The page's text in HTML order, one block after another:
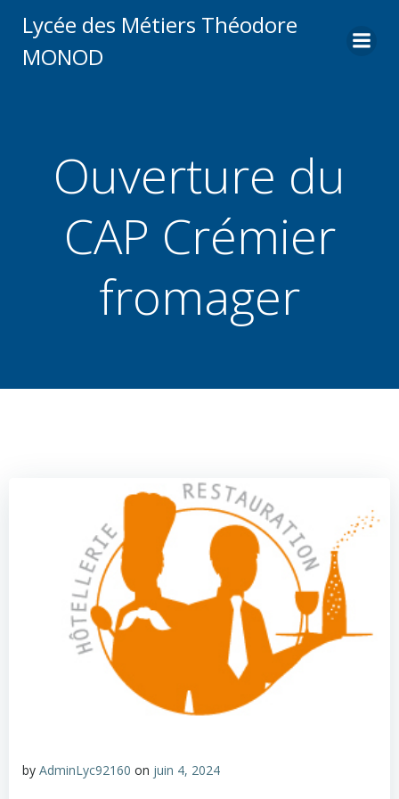
au
Lycée des Métiers Théodore
MONOD
Ouverture du
CAP Crémier
fromager
by AdminLyc92160 on juin 4, 2024